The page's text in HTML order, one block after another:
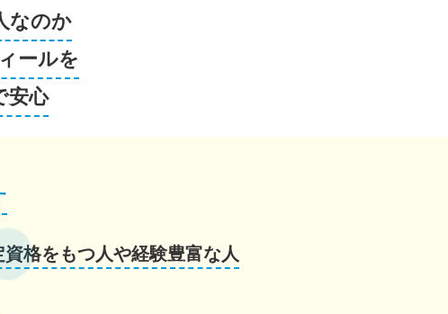
なのか
ールを
安心
資格をもつ人や経験豊富な人